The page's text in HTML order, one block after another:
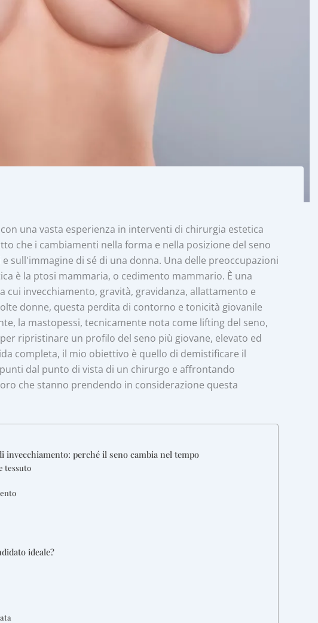
una vasta esperienza in interventi di chirurgia estetica
che i cambiamenti nella forma e nella posizione del seno
sull'immagine di sé di una donna. Una delle preoccupazioni
è la ptosi mammaria, o cedimento mammario. È una
cui invecchiamento, gravità, gravidanza, allattamento e
donne, questa perdita di contorno e tonicità giovanile
la mastopessi, tecnicamente nota come lifting del seno,
ripristinare un profilo del seno più giovane, elevato ed
completa, il mio obiettivo è quello di demistificare il
dal punto di vista di un chirurgo e affrontando
che stanno prendendo in considerazione questa
invecchiamento: perché il seno cambia nel tempo
tessuto
ideale?